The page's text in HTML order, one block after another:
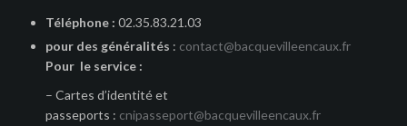
Téléphone : 02.35.83.21.03
pour des généralités : contact@bacquevilleencaux.fr
Pour le service :
– Cartes d’identité et
passeports : cnipasseport@bacquevilleencaux.fr